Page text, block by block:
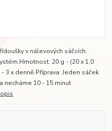
v nálevových sáčcích.
20 g - (20 x 1,0
3 x denně.Příprava: Jeden sáček
necháme 10 - 15 minut